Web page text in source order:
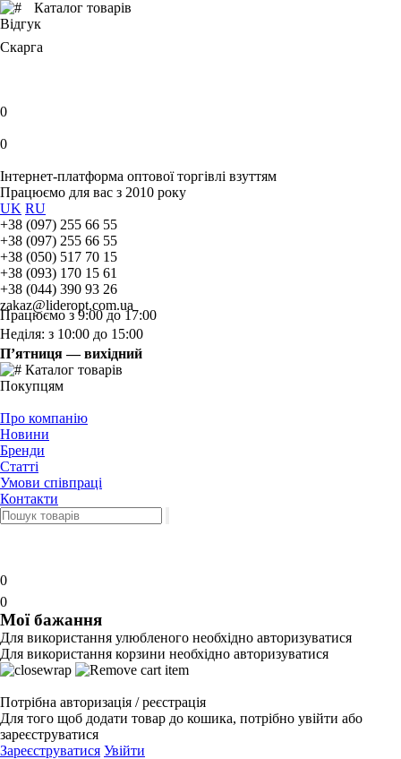
Каталог товарів
Відгук
Скарга
0
0
Інтернет-платформа оптової торгівлі взуттям
Працюємо для вас з 2010 року
UK RU
+38 (097) 255 66 55
+38 (097) 255 66 55
+38 (050) 517 70 15
+38 (093) 170 15 61
+38 (044) 390 93 26
zakaz@lideropt.com.ua
Працюємо з 9:00 до 17:00
Неділя: з 10:00 до 15:00
П’ятниця — вихідний
Каталог товарів
Покупцям
Про компанію
Новини
Бренди
Статті
Умови співпраці
Контакти
0
0
Мої бажання
Для використання улюбленого необхідно авторизуватися
Для використання корзини необхідно авторизуватися
Потрібна авторизація / реєстрація
Для того щоб додати товар до кошика, потрібно увійти або
зареєструватися
Зареєструватися Увійти